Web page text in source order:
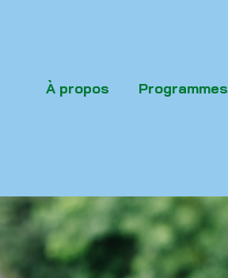
À propos Programmes